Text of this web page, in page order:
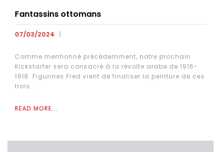
Fantassins ottomans
07/03/2024
Comme mentionné précédemment, notre prochain
Kickstarter sera consacré à la révolte arabe de 1916-
1918. Figurines Fred vient de finaliser la peinture de ces
trois .
READ MORE...